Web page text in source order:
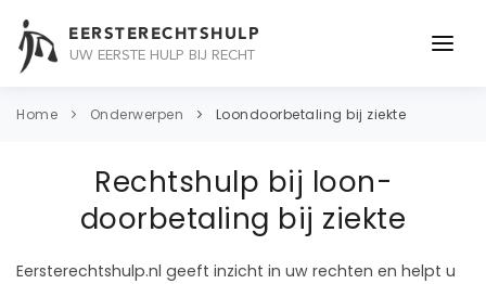
EERSTERECHTSHULP
UW EERSTE HULP BIJ RECHT
ONDERWERPEN
ADVOCAAT
Home Onderwerpen Loon­doorbetaling bij ziekte
Rechtshulp bij loon­
doorbetaling bij ziekte
Eersterechtshulp.nl geeft inzicht in uw rechten en helpt u